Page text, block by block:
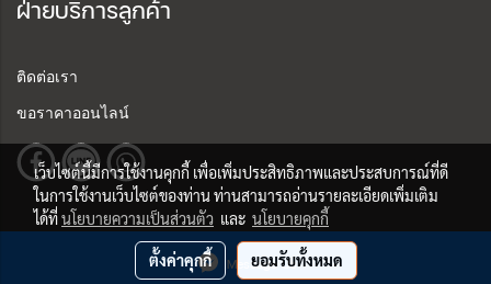
Message Us
ฝ่ายบริการลูกค้า
ติดต่อเรา
ขอราคาออนไลน์
Copy right by Bukkalik Packaging
เว็บไซต์นี้มีการใช้งานคุกกี้ เพื่อเพิ่มประสิทธิภาพและประสบการณ์ที่ดี
ในการใช้งานเว็บไซต์ของท่าน ท่านสามารถอ่านรายละเอียดเพิ่มเติม
ได้ที่นโยบายความเป็นส่วนตัว และ นโยบายคุกกี้
ตั้งค่าคุกกี้ ยอมรับทั้งหมด